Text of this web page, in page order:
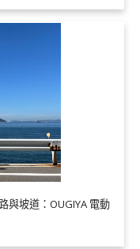
與坡道：OUGIYA 電動